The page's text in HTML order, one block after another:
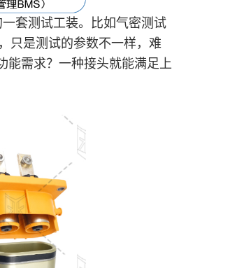
套测试工装。比如气密测试
只是测试的参数不一样，难
能需求？一种接头就能满足上